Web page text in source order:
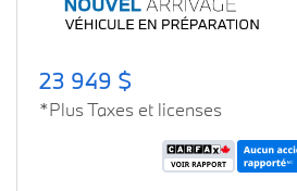
23 949 $
*Plus Taxes et licenses